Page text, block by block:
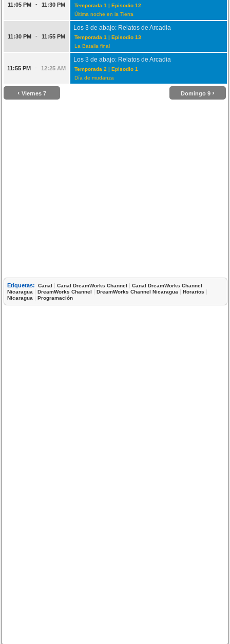
11:05 PM - 11:30 PM
Temporada 1 | Episodio 12
Última noche en la Tierra
11:30 PM - 11:55 PM
Los 3 de abajo: Relatos de Arcadia
Temporada 1 | Episodio 13
La Batalla final
11:55 PM - 12:25 AM
Los 3 de abajo: Relatos de Arcadia
Temporada 2 | Episodio 1
Día de mudanza
‹ Viernes 7 Domingo 9 ›
Etiquetas: Canal |Canal DreamWorks Channel |Canal DreamWorks Channel
Nicaragua |DreamWorks Channel |DreamWorks Channel Nicaragua |Horarios |
Nicaragua |Programación